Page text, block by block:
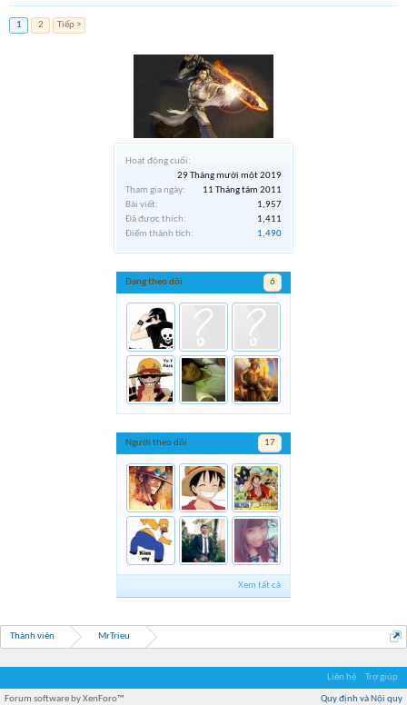
Hoạt động cuối:
29 Tháng mười một 2019
Tham gia ngày:
11 Tháng tám 2011
Bài viết:
1,957
Đã được thích:
1,411
Điểm thành tích:
1,490
Đang theo dõi 6
Người theo dõi 17
Xem tất cả
1 2 Tiếp >
Thành viên MrTrieu
Liên hệ Trợ giúp
Quy định và Nội quy
Forum software by XenForo™